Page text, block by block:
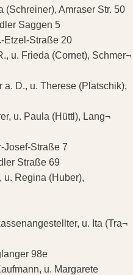
Amraser Str. 50
Saggen 5
Etzel-Straße 20
u. Frieda (Cornet), Schmer¬
D., u. Therese (Platschik),
u. Paula (Hüttl), Lang¬
Straße 7
Straße 69
Regina (Huber),
u. Ita (Tra¬
98e
u. Margarete